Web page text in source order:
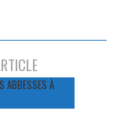
ABBESSES À